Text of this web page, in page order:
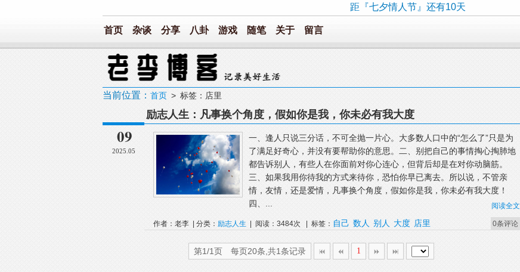
距『七夕情人节』还有10天
首页 杂谈 分享 八卦 游戏 随笔 关于 留言
当前位置： 首页 > 标签：店里
09
2025.05
励志人生：凡事换个角度，假如你是我，你未必有我大度
一、逢人只说三分话，不可全抛一片心。大多数人口中的“怎么了”只是为
了满足好奇心，并没有要帮助你的意思。二、别把自己的事情掏心掏肺地
都告诉别人，有些人在你面前对你心连心，但背后却是在对你动脑筋。
三、如果我用你待我的方式来待你，恐怕你早已离去。所以说，不管亲
情，友情，还是爱情，凡事换个角度，假如你是我，你未必有我大度！
四、...
阅读全文
0条评论
作者：老李 | 分类： 励志人生 | 阅读：3484次 | 标签： 自己 数人 别人 大度 店里
第1/1页 每页20条,共1条记录 1